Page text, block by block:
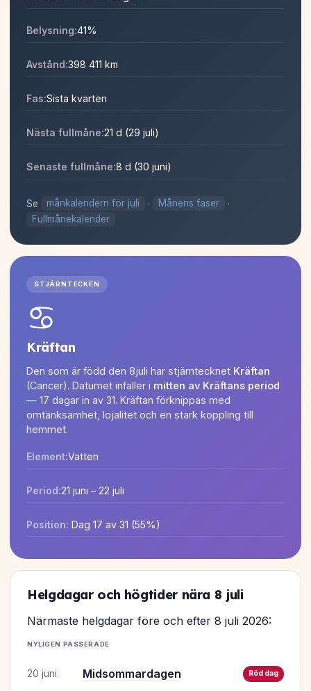
Belysning:41%
Avstånd:398 411 km
Fas:Sista kvarten
Nästa fullmåne:21 d (29 juli)
Senaste fullmåne:8 d (30 juni)
Se månkalendern för juli · Månens faser
·
Fullmånekalender
STJÄRNTECKEN
♋
Kräftan
Den som är född den 8juli har stjärntecknet Kräftan
(Cancer). Datumet infaller i mitten av Kräftans period
— 17 dagar in av 31. Kräftan förknippas med
omtänksamhet, lojalitet och en stark koppling till
hemmet.
Element:Vatten
Period:21 juni – 22 juli
Position: Dag 17 av 31 (55%)
Helgdagar och högtider nära 8 juli
Närmaste helgdagar före och efter 8 juli 2026:
NYLIGEN PASSERADE
20 juni Midsommardagen Röd dag